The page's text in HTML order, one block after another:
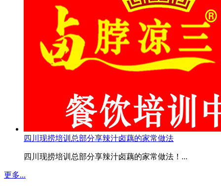
四川现捞培训总部分享辣汁卤藕的家常做法
四川现捞培训总部分享辣汁卤藕的家常做法！...
更多...